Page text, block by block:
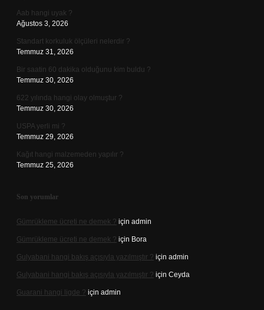
Aab hangi uyak ?
Ağustos 3, 2026
Standart korkuluk ölçüleri nelerdir ?
Temmuz 31, 2026
Bir saatin 60 dakika olduğunu kim buldu ?
Temmuz 30, 2026
622 yılında hangi olay olmuştur ?
Temmuz 30, 2026
USPA yerli mi ?
Temmuz 29, 2026
Kağıt hangi malzemeden yapılır ?
Temmuz 25, 2026
Son yorumlar
Gümrükleme ücreti ne demek ? için admin
Gümrükleme ücreti ne demek ? için Bora
Gulyabani hangi bakış açısıyla yazılmıştır ? için admin
Gulyabani hangi bakış açısıyla yazılmıştır ? için Ceyda
Guarani hangi ligde ? için admin